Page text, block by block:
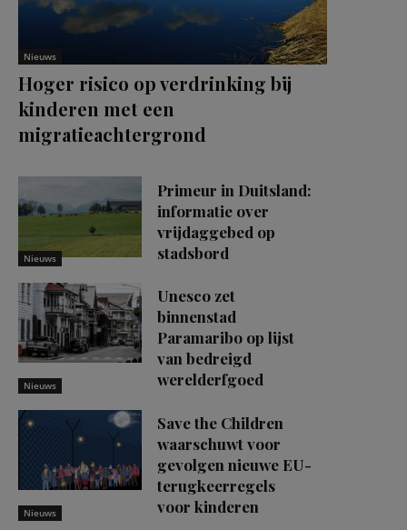
Nieuws
Hoger risico op verdrinking bij
kinderen met een
migratieachtergrond
Nieuws
Primeur in Duitsland:
informatie over
vrijdaggebed op
stadsbord
Nieuws
Unesco zet
binnenstad
Paramaribo op lijst
van bedreigd
werelderfgoed
Nieuws
Save the Children
waarschuwt voor
gevolgen nieuwe EU-
terugkeerregels
voor kinderen